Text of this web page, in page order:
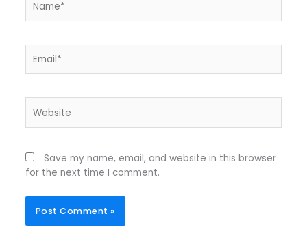
Save my name, email, and website in this browser
for the next time I comment.